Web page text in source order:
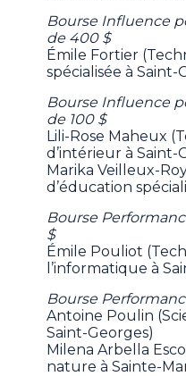
Bourse Influence
de 400 $
Émile Fortier
spécialisée à Saint-
Bourse Influence
de 100 $
Lili-Rose Maheux
d’intérieur à Saint-
Marika Veilleux-
d’éducation
Bourse
$
Émile Pouliot
l’informatique à
Bourse
Antoine Poulin
Saint-Georges)
Milena Arbella
nature à Sainte-